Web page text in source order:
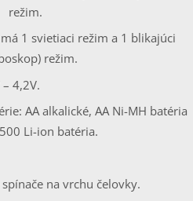
režim.
1 svietiaci režim a 1 blikajúci
režim.
4,2V.
AA alkalické, AA Ni-MH batéria
Li-ion batéria.
na vrchu čelovky.